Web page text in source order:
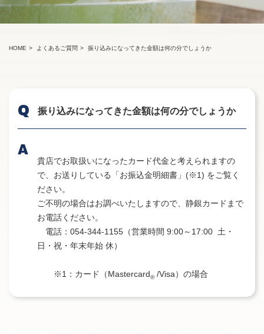
HOME よくあるご質問 振り込みになってきた金額は何の分でしょうか
振り込みになってきた金額は何の分でしょうか
貴店でお取扱いになったカード代金と考えられますの
で、お送りしている「お振込金明細書」(※1) をご覧く
ださい。
ご不明の場合はお調べいたしますので、静銀カードまで
お電話ください。
電話：054-344-1155（営業時間 9:00～17:00 土・
日・祝・年末年始 休）
※1：カード（Mastercard® /Visa）の場合